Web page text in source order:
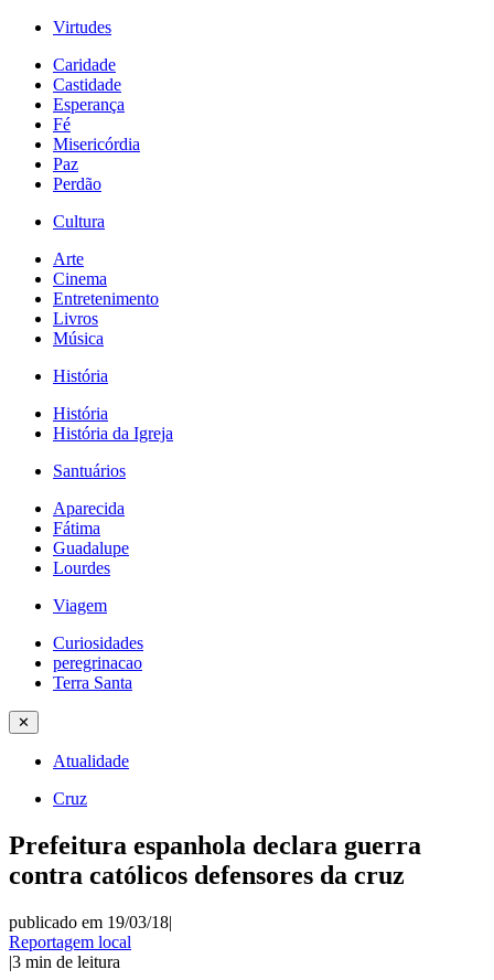
Virtudes
Caridade
Castidade
Esperança
Fé
Misericórdia
Paz
Perdão
Cultura
Arte
Cinema
Entretenimento
Livros
Música
História
História
História da Igreja
Santuários
Aparecida
Fátima
Guadalupe
Lourdes
Viagem
Curiosidades
peregrinacao
Terra Santa
✕
Atualidade
Cruz
Prefeitura espanhola declara guerra
contra católicos defensores da cruz
publicado em 19/03/18|
Reportagem local
|3 min de leitura